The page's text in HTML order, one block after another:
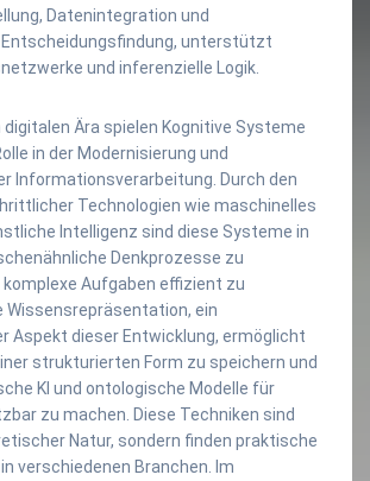
Datenintegration und
unterstützt
und inferenzielle Logik.
digitalen Ära spielen Kognitive Systeme
in der Modernisierung und
Informationsverarbeitung. Durch den
Technologien wie maschinelles
Intelligenz sind diese Systeme in
Denkprozesse zu
komplexe Aufgaben effizient zu
Wissensrepräsentation, ein
Aspekt dieser Entwicklung, ermöglicht
strukturierten Form zu speichern und
KI und ontologische Modelle für
zu machen. Diese Techniken sind
Natur, sondern finden praktische
verschiedenen Branchen. Im